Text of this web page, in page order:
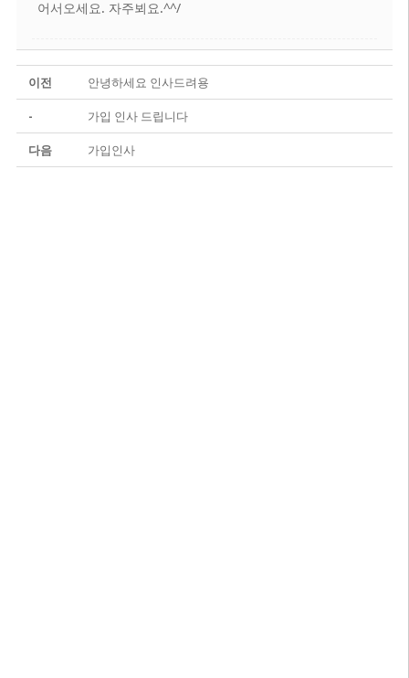
어서오세요. 자주뵈요.^^/
이전 안녕하세요 인사드려용
- 가입 인사 드립니다
다음 가입인사